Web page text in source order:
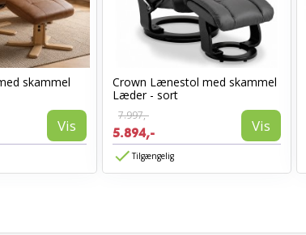
skammel
Vis
Crown Lænestol med skammel
Læder - sort
7.997,-
5.894,- Vis
Tilgængelig